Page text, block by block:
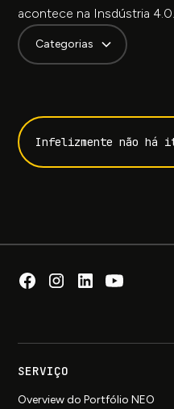
acontece na Insdústria 4.0.
Categorias
Infelizmente não há
SERVIÇO
Overview do Portfólio NEO